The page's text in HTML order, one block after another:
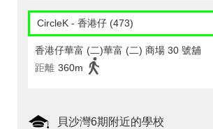
CircleK - 香港仔 (473)
香港仔華富 (二)華富 (二) 商場 30 號舖
距離 360m
貝沙灣6期附近的學校